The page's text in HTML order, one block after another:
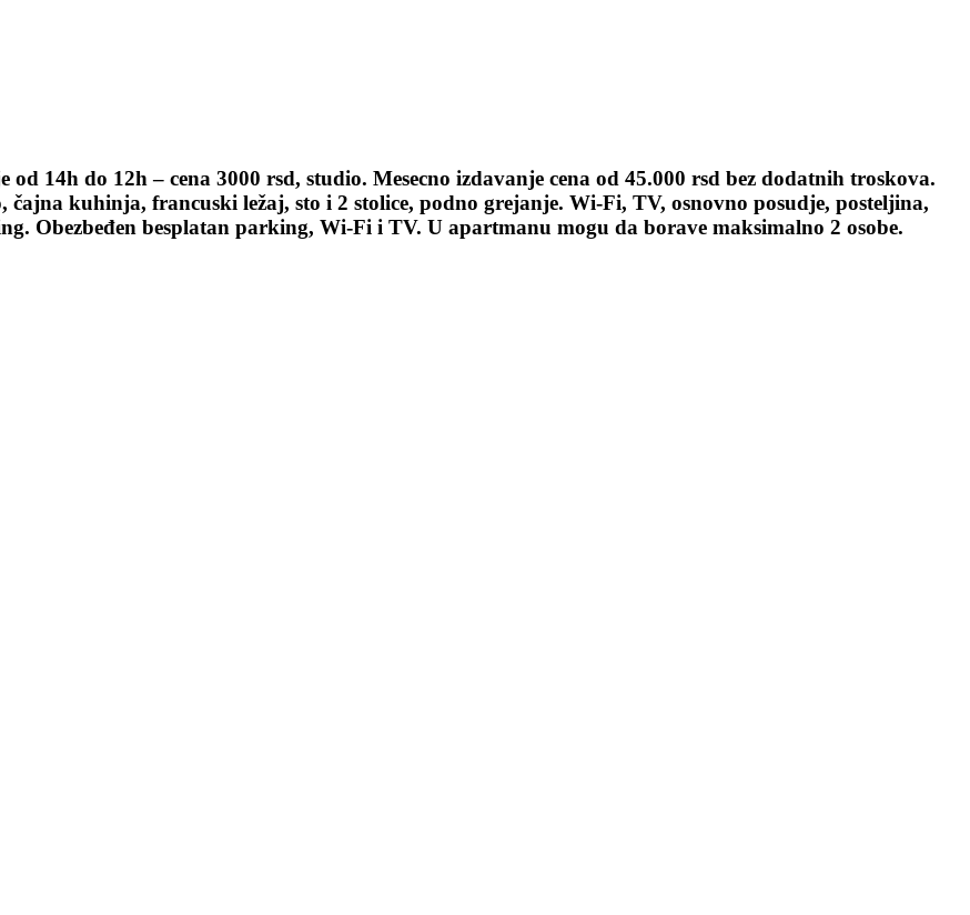
14h do 12h – cena 3000 rsd, studio. Mesecno izdavanje cena od 45.000 rsd bez dodatnih troskova.
kuhinja, francuski ležaj, sto i 2 stolice, podno grejanje. Wi-Fi, TV, osnovno posudje, posteljina,
Obezbeđen besplatan parking, Wi-Fi i TV. U apartmanu mogu da borave maksimalno 2 osobe.